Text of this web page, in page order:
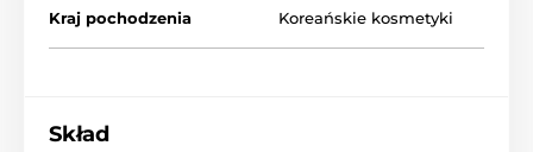
Kraj pochodzenia Koreańskie kosmetyki
Skład